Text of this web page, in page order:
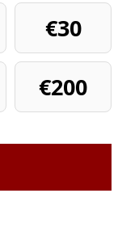
€30
€200